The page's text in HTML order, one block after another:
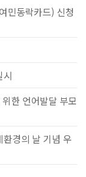
민동락카드) 신청
시
한 언어발달 부모
경의 날 기념 우